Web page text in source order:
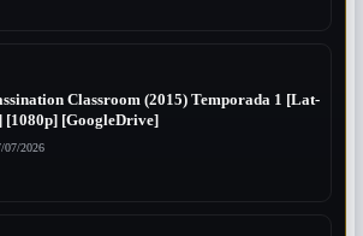
Classroom (2015) Temporada 1 [Lat-
[1080p] [GoogleDrive]
07/2026